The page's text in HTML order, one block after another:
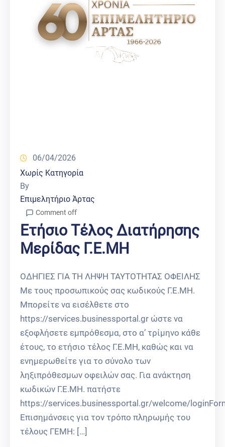
06/04/2026
Χωρίς Κατηγορία
By
Επιμελητήριο Άρτας
Comment off
Ετήσιο Τέλος Διατήρησης
Μερίδας Γ.Ε.ΜΗ
ΟΔΗΓΙΕΣ ΓΙΑ ΤΗ ΛΗΨΗ ΤΑΥΤΟΤΗΤΑΣ ΟΦΕΙΛΗΣ
Με τους προσωπικούς σας κωδικούς Γ.Ε.ΜΗ.
Μπορείτε να εισέλθετε στο
https://services.businessportal.gr ώστε να
εξοφλήσετε εμπρόθεσμα, στο α’ τρίμηνο κάθε
έτους, το ετήσιο τέλος Γ.Ε.ΜΗ, καθώς και να
ενημερωθείτε για το σύνολο των
ληξιπρόθεσμων οφειλών σας. Για ανάκτηση
κωδικών Γ.Ε.ΜΗ. πατήστε
https://services.businessportal.gr/welcome/
Επισημάνσεις για τον τρόπο πληρωμής του
τέλους ΓΕΜΗ: […]